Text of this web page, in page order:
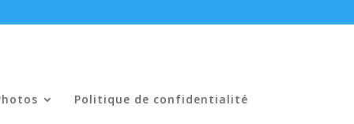
Politique de confidentialité